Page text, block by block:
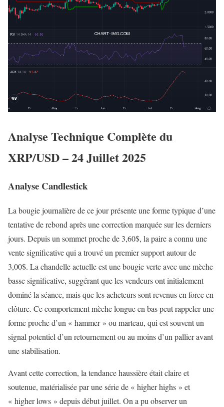
Analyse Technique Complète du
XRP/USD – 24 Juillet 2025
Analyse Candlestick
La bougie journalière de ce jour présente une forme typique d’une
tentative de rebond après une correction marquée sur les derniers
jours. Depuis un sommet proche de 3,60$, la paire a connu une
vente significative qui a trouvé un premier support autour de
3,00$. La chandelle actuelle est une bougie verte avec une mèche
basse significative, suggérant que les vendeurs ont initialement
dominé la séance, mais que les acheteurs sont revenus en force en
clôture. Ce comportement mèche longue en bas peut rappeler une
forme proche d’un « hammer » ou marteau, qui est souvent un
signal potentiel d’un retournement ou au moins d’un pallier avant
une stabilisation.
Avant cette correction, la tendance haussière était claire et
soutenue, matérialisée par une série de « higher highs » et
« higher lows » depuis début juillet. On a pu observer un